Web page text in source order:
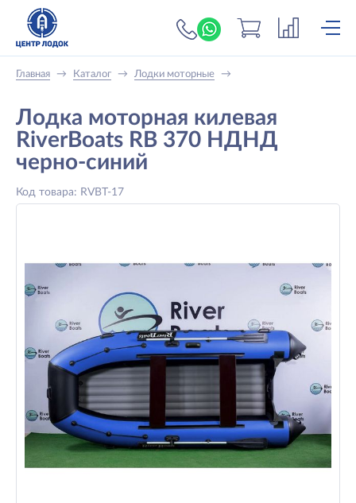
+7 (919) 698-56-
Главная → Каталог → Лодки моторные →
Лодка моторная килевая
RiverBoats RB 370 НДНД
черно-синий
Код товара: RVBT-17